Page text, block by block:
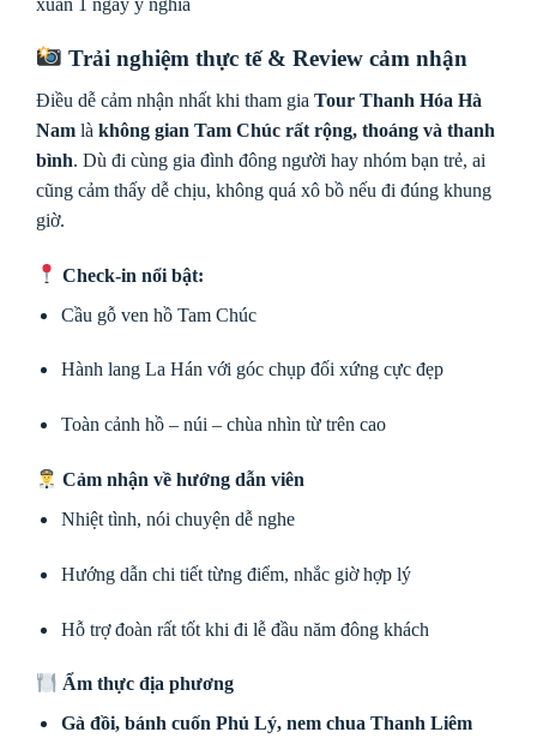
Trải nghiệm thực tế & Review cảm nhận
Điều dễ cảm nhận nhất khi tham gia Tour Thanh Hóa Hà
Nam là không gian Tam Chúc rất rộng, thoáng và thanh
bình. Dù đi cùng gia đình đông người hay nhóm bạn trẻ, ai
cũng cảm thấy dễ chịu, không quá xô bồ nếu đi đúng khung
giờ.
Check-in nổi bật:
Cầu gỗ ven hồ Tam Chúc
Hành lang La Hán với góc chụp đối xứng cực đẹp
Toàn cảnh hồ – núi – chùa nhìn từ trên cao
Cảm nhận về hướng dẫn viên
Nhiệt tình, nói chuyện dễ nghe
Hướng dẫn chi tiết từng điểm, nhắc giờ hợp lý
Hỗ trợ đoàn rất tốt khi đi lễ đầu năm đông khách
Ẩm thực địa phương
Gà đồi, bánh cuốn Phủ Lý, nem chua Thanh Liêm